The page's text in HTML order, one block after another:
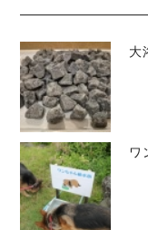
大
ワ